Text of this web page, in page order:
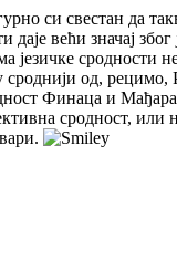
си свестан да
даје већи значај
језичке
сроднији од,
Финаца и
сродност, или